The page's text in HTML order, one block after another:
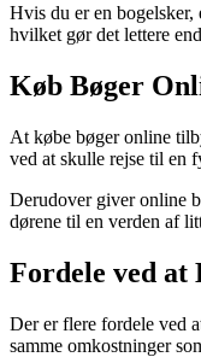
Hvis du er en
hvilket gør det lettere
Køb Bøger
At købe bøger online
ved at skulle rejse til en
Derudover giver online
dørene til en verden af
Fordele ved at
Der er flere fordele ved
samme omkostninger